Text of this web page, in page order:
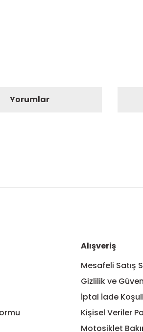
Yorumlar
Alışveriş
Mesafeli Satış
Gizlilik ve
İptal İade
Kişisel Veriler
Motosiklet